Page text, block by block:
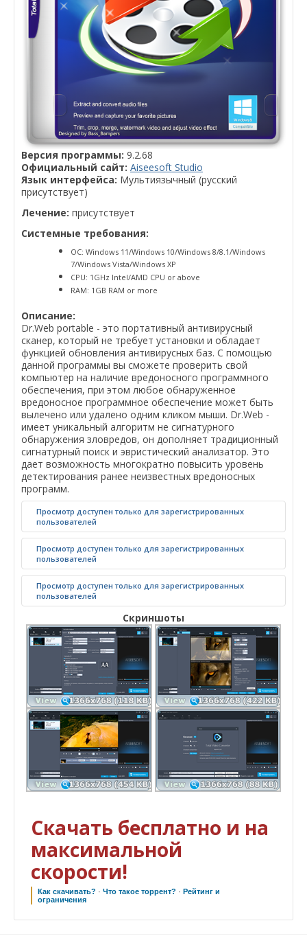
Версия программы: 9.2.68
Официальный сайт: Aiseesoft Studio
Язык интерфейса: Мультиязычный (русский
присутствует)
Лечение: присутствует
Системные требования:
ОС: Windows 11/Windows 10/Windows 8/8.1/Windows
7/Windows Vista/Windows XP
CPU: 1GHz Intel/AMD CPU or above
RAM: 1GB RAM or more
Описание:
Dr.Web portable - это портативный антивирусный
сканер, который не требует установки и обладает
функцией обновления антивирусных баз. С помощью
данной программы вы сможете проверить свой
компьютер на наличие вредоносного программного
обеспечения, при этом любое обнаруженное
вредоносное программное обеспечение может быть
вылечено или удалено одним кликом мыши. Dr.Web -
имеет уникальный алгоритм не сигнатурного
обнаружения зловредов, он дополняет традиционный
сигнатурный поиск и эвристический анализатор. Это
дает возможность многократно повысить уровень
детектирования ранее неизвестных вредоносных
программ.
Просмотр доступен только для зарегистрированных
пользователей
Просмотр доступен только для зарегистрированных
пользователей
Просмотр доступен только для зарегистрированных
пользователей
Скриншоты
Скачать бесплатно и на
максимальной
скорости!
Как скачивать? ·Что такое торрент? · Рейтинг и
ограничения